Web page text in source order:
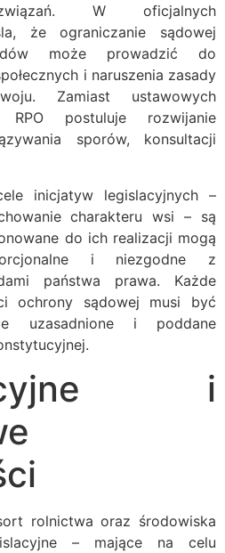
W oficjalnych
że ograniczanie sądowej
może prowadzić do
i naruszenia zasady
Zamiast ustawowych
RPO postuluje rozwijanie
sporów, konsultacji
inicjatyw legislacyjnych –
charakteru wsi – są
do ich realizacji mogą
i niezgodne z
państwa prawa. Każde
ochrony sądowej musi być
uzasadnione i poddane
i
rolnictwa oraz środowiska
– mające na celu